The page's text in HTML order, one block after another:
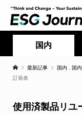
国内
最新記事 国内 国
訂発表
使用済製品リユ